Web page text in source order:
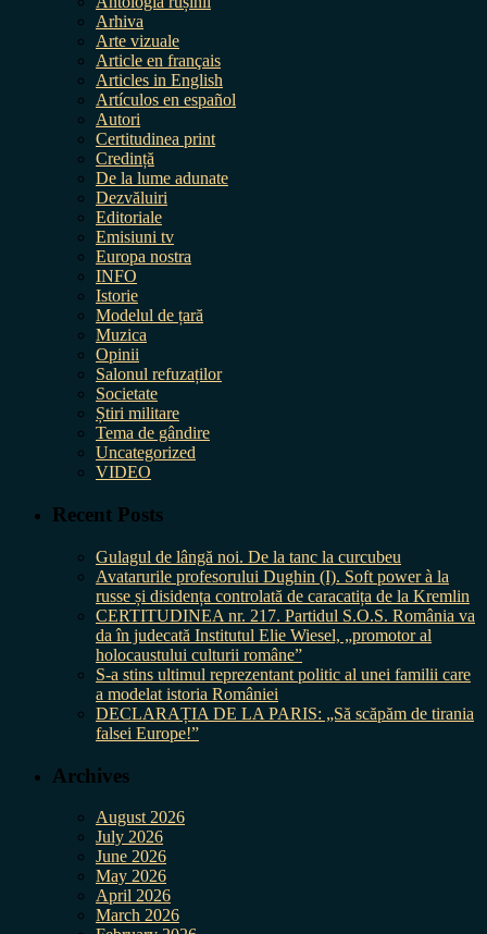
Arhiva
Arte vizuale
Article en français
Articles in English
Artículos en español
Autori
Certitudinea print
Credință
De la lume adunate
Dezvăluiri
Editoriale
Emisiuni tv
Europa nostra
INFO
Istorie
Modelul de țară
Muzica
Opinii
Salonul refuzaților
Societate
Știri militare
Tema de gândire
Uncategorized
VIDEO
Recent Posts
Gulagul de lângă noi. De la tanc la curcubeu
Avatarurile profesorului Dughin (I). Soft power à la
russe și disidența controlată de caracatița de la Kremlin
CERTITUDINEA nr. 217. Partidul S.O.S. România va
da în judecată Institutul Elie Wiesel, „promotor al
holocaustului culturii române”
S-a stins ultimul reprezentant politic al unei familii care
a modelat istoria României
DECLARAȚIA DE LA PARIS: „Să scăpăm de tirania
falsei Europe!”
Archives
August 2026
July 2026
June 2026
May 2026
April 2026
March 2026